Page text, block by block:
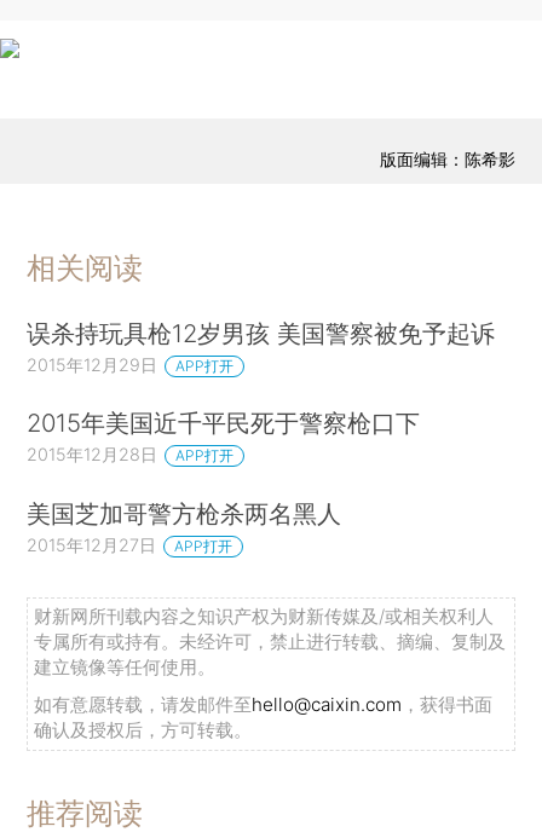
版面编辑：陈希影
相关阅读
误杀持玩具枪12岁男孩 美国警察被免予起诉
2015年12月29日 APP打开
2015年美国近千平民死于警察枪口下
2015年12月28日 APP打开
美国芝加哥警方枪杀两名黑人
2015年12月27日 APP打开
财新网所刊载内容之知识产权为财新传媒及/或相关权利人
专属所有或持有。未经许可，禁止进行转载、摘编、复制及
建立镜像等任何使用。
如有意愿转载，请发邮件至hello@caixin.com ，获得书面
确认及授权后，方可转载。
推荐阅读